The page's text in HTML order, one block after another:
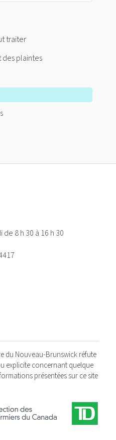
traiter
plaintes
8 h 30 à 16 h 30
du Nouveau-Brunswick réfute
explicite concernant quelque
présentées sur ce site